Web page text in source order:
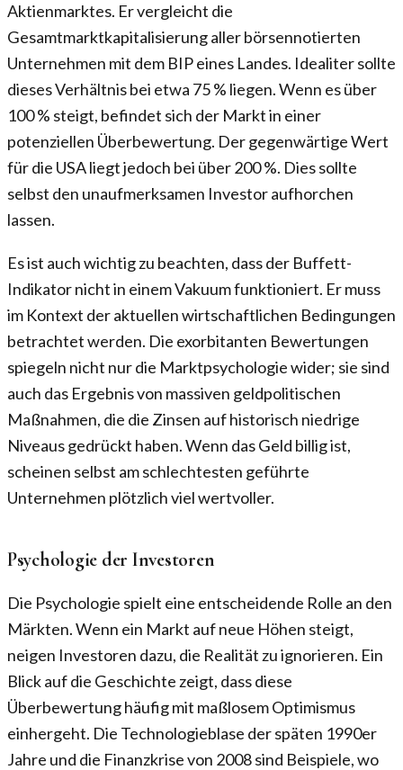
Aktienmarktes. Er vergleicht die
Gesamtmarktkapitalisierung aller börsennotierten
Unternehmen mit dem BIP eines Landes. Idealiter sollte
dieses Verhältnis bei etwa 75 % liegen. Wenn es über
100 % steigt, befindet sich der Markt in einer
potenziellen Überbewertung. Der gegenwärtige Wert
für die USA liegt jedoch bei über 200 %. Dies sollte
selbst den unaufmerksamen Investor aufhorchen
lassen.
Es ist auch wichtig zu beachten, dass der Buffett-
Indikator nicht in einem Vakuum funktioniert. Er muss
im Kontext der aktuellen wirtschaftlichen Bedingungen
betrachtet werden. Die exorbitanten Bewertungen
spiegeln nicht nur die Marktpsychologie wider; sie sind
auch das Ergebnis von massiven geldpolitischen
Maßnahmen, die die Zinsen auf historisch niedrige
Niveaus gedrückt haben. Wenn das Geld billig ist,
scheinen selbst am schlechtesten geführte
Unternehmen plötzlich viel wertvoller.
Psychologie der Investoren
Die Psychologie spielt eine entscheidende Rolle an den
Märkten. Wenn ein Markt auf neue Höhen steigt,
neigen Investoren dazu, die Realität zu ignorieren. Ein
Blick auf die Geschichte zeigt, dass diese
Überbewertung häufig mit maßlosem Optimismus
einhergeht. Die Technologieblase der späten 1990er
Jahre und die Finanzkrise von 2008 sind Beispiele, wo